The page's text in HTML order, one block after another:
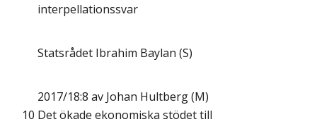
interpellationssvar
Statsrådet Ibrahim Baylan (S)
10
2017/18:8 av Johan Hultberg (M)
Det ökade ekonomiska stödet till